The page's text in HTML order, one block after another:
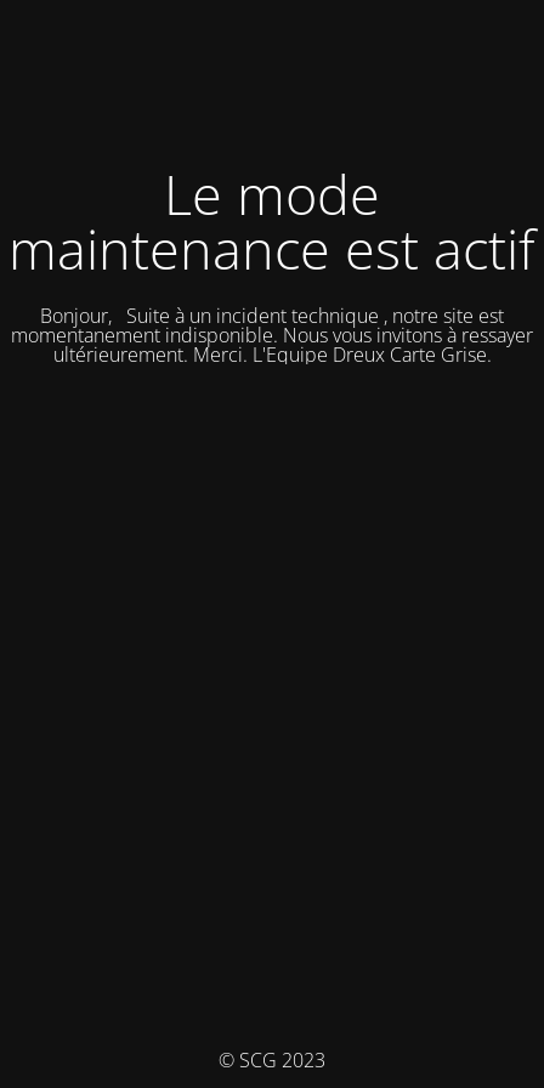
Le mode
maintenance est actif
Bonjour, Suite à un incident technique , notre site est
momentanement indisponible. Nous vous invitons à ressayer
ultérieurement. Merci. L'Equipe Dreux Carte Grise.
© SCG 2023